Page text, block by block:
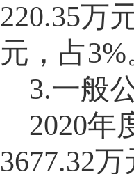
220.35万
元，占3%
3.一般
2020年
3677.32万